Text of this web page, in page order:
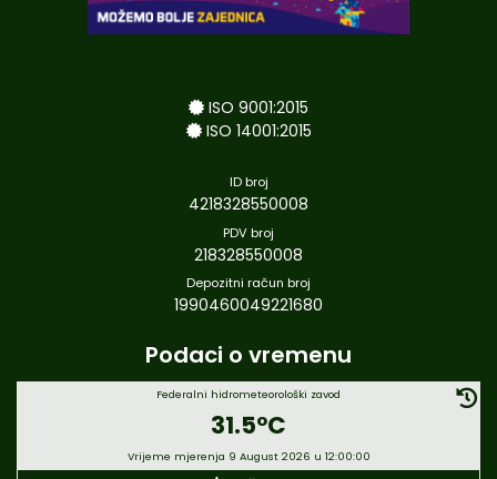
ISO 9001:2015
ISO 14001:2015
ID broj
4218328550008
PDV broj
218328550008
Depozitni račun broj
1990460049221680
Podaci o vremenu
Federalni hidrometeorološki zavod
31.5°C
Vrijeme mjerenja 9 August 2026 u 12:00:00